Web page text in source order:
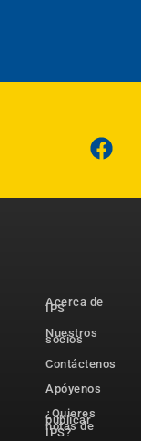
Acerca de
IPS
Nuestros
socios
Contáctenos
Apóyenos
¿Quieres
publicar
notas de
IPS?